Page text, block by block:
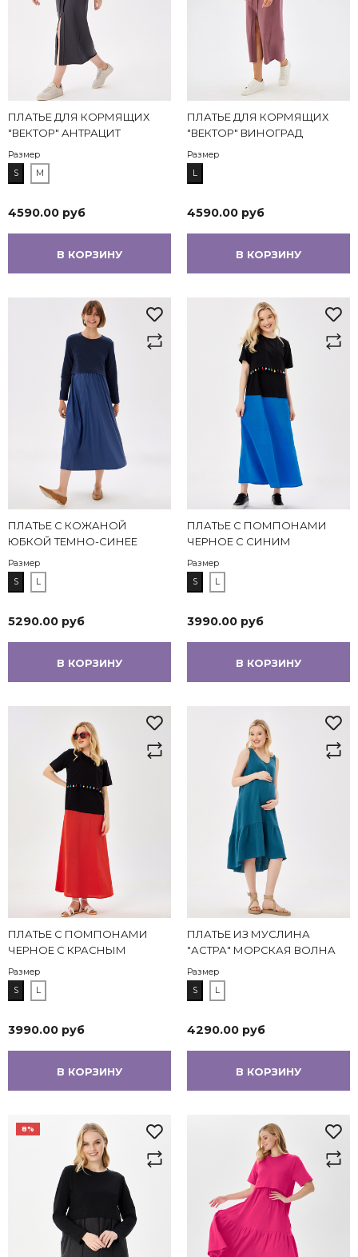
ПЛАТЬЕ ДЛЯ КОРМЯЩИХ
"ВЕКТОР" АНТРАЦИТ
Размер
S
M
4590.00 руб
В КОРЗИНУ
ПЛАТЬЕ ДЛЯ КОРМЯЩИХ
"ВЕКТОР" ВИНОГРАД
Размер
L
4590.00 руб
В КОРЗИНУ
ПЛАТЬЕ С КОЖАНОЙ
ЮБКОЙ ТЕМНО-СИНЕЕ
Размер
S
L
5290.00 руб
В КОРЗИНУ
ПЛАТЬЕ С ПОМПОНАМИ
ЧЕРНОЕ С СИНИМ
Размер
S
L
3990.00 руб
В КОРЗИНУ
ПЛАТЬЕ С ПОМПОНАМИ
ЧЕРНОЕ С КРАСНЫМ
Размер
S
L
3990.00 руб
В КОРЗИНУ
ПЛАТЬЕ ИЗ МУСЛИНА
"АСТРА" МОРСКАЯ ВОЛНА
Размер
S
L
4290.00 руб
В КОРЗИНУ
8%